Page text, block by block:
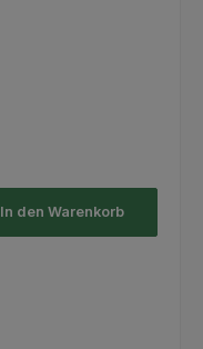
In den Warenkorb